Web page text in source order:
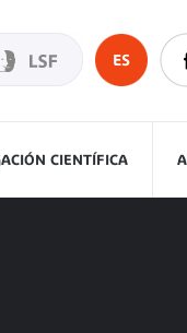
ES
CIENTÍFICA